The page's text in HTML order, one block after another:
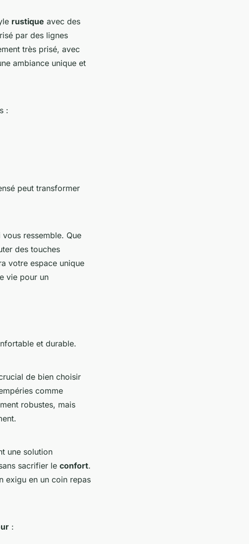
rustique avec des
par des lignes
très prisé, avec
ambiance unique et
:
peut transformer
ressemble. Que
des touches
votre espace unique
vie pour un
et durable.
de bien choisir
comme
robustes, mais
une solution
sacrifier le confort.
exigu en un coin repas
: